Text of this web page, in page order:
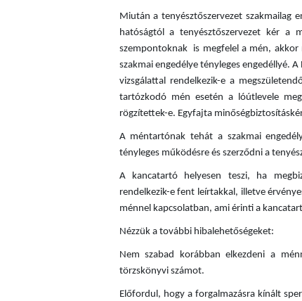
Miután a tenyésztőszervezet szakmailag
hatóságtól a tenyésztőszervezet kér a
szempontoknak is megfelel a mén, akkor
szakmai engedélye tényleges engedéllyé.
vizsgálattal rendelkezik-e a
tartózkodó mén esetén a lóútlevele
rögzítettek-e. Egyfajta
A méntartónak tehát a szakmai
tényleges működésre és szerződni a
A kancatartó helyesen teszi, ha
rendelkezik-e fent leírtakkal, illetve
ménnel kapcsolatban, ami érinti a
Nézzük a további hibalehetőségeket:
Nem szabad korábban elkezdeni a
törzskönyvi számot.
Előfordul, hogy a forgalmazásra kínált